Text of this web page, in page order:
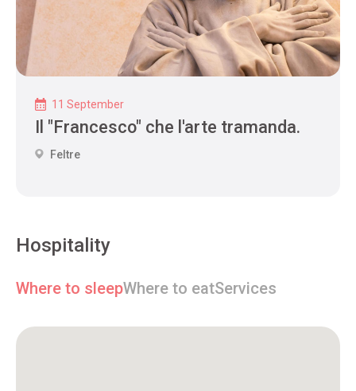
11 September
Il "Francesco" che l'arte tramanda.
Feltre
Hospitality
Where to sleepWhere to eatServices